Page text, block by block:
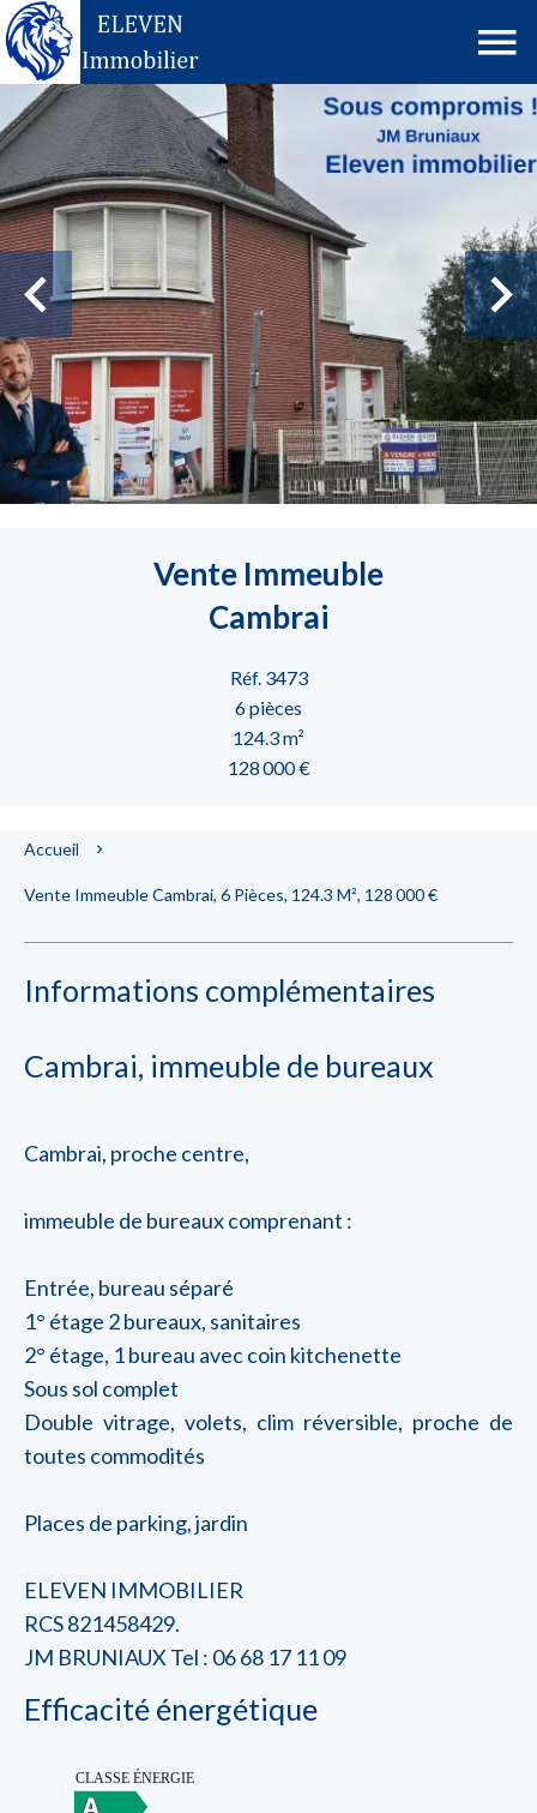
Vente Immeuble
Cambrai
Réf. 3473
6 pièces
124.3 m²
128 000 €
Accueil
Vente Immeuble Cambrai, 6 Pièces, 124.3 M², 128 000 €
Informations complémentaires
Cambrai, immeuble de bureaux
Cambrai, proche centre,
immeuble de bureaux comprenant :
Entrée, bureau séparé
1° étage 2 bureaux, sanitaires
2° étage, 1 bureau avec coin kitchenette
Sous sol complet
Double vitrage, volets, clim réversible, proche de
toutes commodités
Places de parking, jardin
ELEVEN IMMOBILIER
RCS 821458429.
JM BRUNIAUX Tel : 06 68 17 11 09
Efficacité énergétique